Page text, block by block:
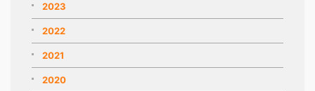
2023
2022
2021
2020